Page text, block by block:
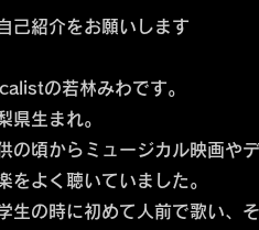
己紹介をお願いします
の若林みわです。
県生まれ。
の頃からミュージカル映画や
をよく聴いていました。
生の時に初めて人前で歌い、